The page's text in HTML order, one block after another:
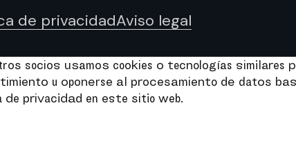
de privacidadAviso legal
socios usamos cookies o tecnologías
u oponerse al procesamiento de datos
privacidad en este sitio web.